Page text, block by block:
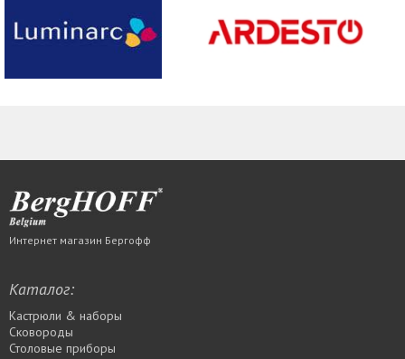
Интернет магазин Бергофф
Каталог:
Кастрюли & наборы
Сковороды
Столовые приборы